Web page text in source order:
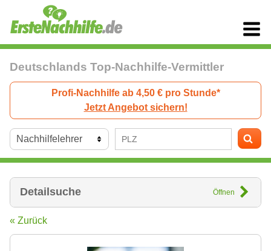
Deutschlands Top-Nachhilfe-Vermittler
Profi-Nachhilfe ab 4,50 € pro Stunde*
Jetzt Angebot sichern!
Detailsuche Öffnen
« Zurück